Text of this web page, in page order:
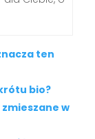
ten
bio?
w